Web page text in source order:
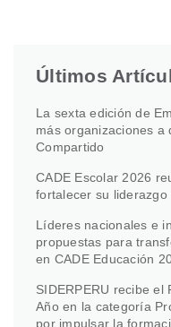
Últimos
La sexta edición de
más organizaciones a
Compartido
CADE Escolar 2026
fortalecer su
Líderes nacionales e
propuestas para
en CADE Educación
SIDERPERU recibe el
Año en la categoría
por impulsar la